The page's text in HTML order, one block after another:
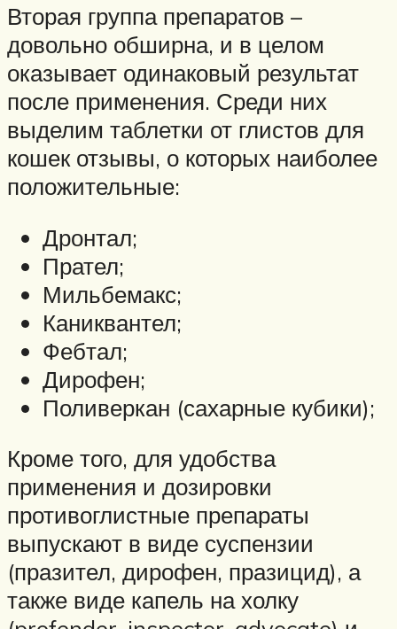
Вторая группа препаратов –
довольно обширна, и в целом
оказывает одинаковый результат
после применения. Среди них
выделим таблетки от глистов для
кошек отзывы, о которых наиболее
положительные:
Дронтал;
Прател;
Мильбемакс;
Каниквантел;
Фебтал;
Дирофен;
Поливеркан (сахарные кубики);
Кроме того, для удобства
применения и дозировки
противоглистные препараты
выпускают в виде суспензии
(празител, дирофен, празицид), а
также виде капель на холку